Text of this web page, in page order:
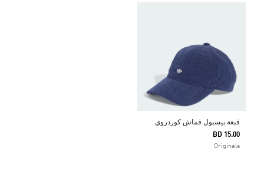
قبعة بيسبول قماش كوردروي
BD 15.00
Originals